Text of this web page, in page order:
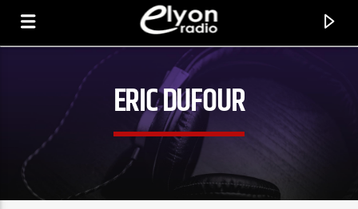
RADIO ELYON
POSITIVE ET ENCOURAGEANTE !
ERIC DUFOUR